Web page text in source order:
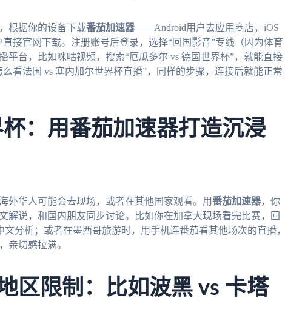
根据你的设备下载番茄加速器——Android用户去应用商店，iOS
直接官网下载。注册账号后登录，选择“回国影音”专线（因为体育
平台，比如咪咕视频，搜索“厄瓜多尔 vs 德国世界杯”，就能直接
看法国 vs 塞内加尔世界杯直播”，同样的步骤，连接后就能正常
：用番茄加速器打造沉浸
外华人可能会去现场，或者在其他国家观看。用番茄加速器，你
解说，和国内朋友同步讨论。比如你在加拿大现场看完比赛，回
分析；或者在墨西哥旅游时，用手机连番茄看其他场次的直播，
亲切感拉满。
区限制：比如波黑 vs 卡塔